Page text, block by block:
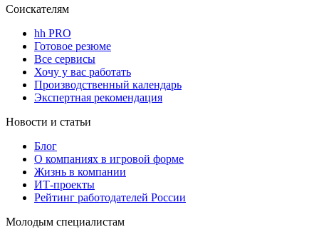
Соискателям
hh PRO
Готовое резюме
Все сервисы
Хочу у вас работать
Производственный календарь
Экспертная рекомендация
Новости и статьи
Блог
О компаниях в игровой форме
Жизнь в компании
ИТ-проекты
Рейтинг работодателей России
Молодым специалистам